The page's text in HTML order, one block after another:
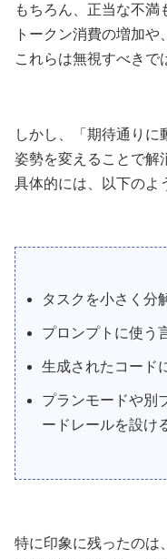
もちろん、正当な不満
トークン消費の増加や
これらは無視すべきで
しかし、「期待通りに
姿勢を変えることで解
具体的には、以下のよ
タスクを小さく分
プロンプトに使う
生成されたコード
プランモードや別
ードレールを設け
特に印象に残ったのは